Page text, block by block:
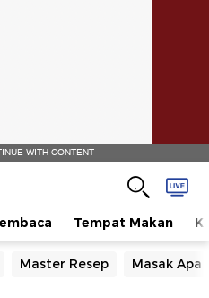
WITH CONTENT
Tempat Makan
Master Resep Masak Apa